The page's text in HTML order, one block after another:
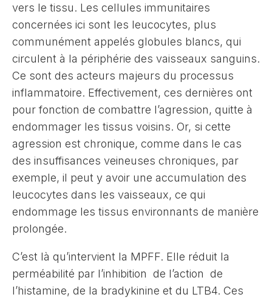
vers le tissu. Les cellules immunitaires
concernées ici sont les leucocytes, plus
communément appelés globules blancs, qui
circulent à la périphérie des vaisseaux sanguins.
Ce sont des acteurs majeurs du processus
inflammatoire. Effectivement, ces dernières ont
pour fonction de combattre l’agression, quitte à
endommager les tissus voisins. Or, si cette
agression est chronique, comme dans le cas
des insuffisances veineuses chroniques, par
exemple, il peut y avoir une accumulation des
leucocytes dans les vaisseaux, ce qui
endommage les tissus environnants de manière
prolongée.
C’est là qu’intervient la MPFF. Elle réduit la
perméabilité par l’inhibition de l’action de
l’histamine, de la bradykinine et du LTB4. Ces